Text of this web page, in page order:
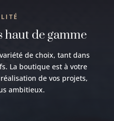
de gamme
de choix, tant dans
La boutique est à votre
de vos projets,
ambitieux.